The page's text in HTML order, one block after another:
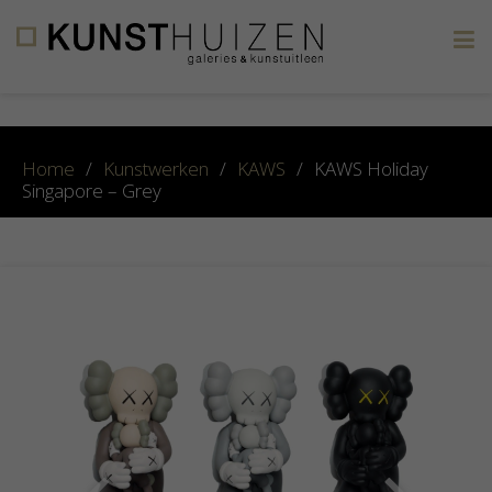
Home / Kunstwerken / KAWS / KAWS Holiday
Singapore – Grey